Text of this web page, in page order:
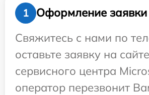
1
Оформление заявки
Свяжитесь с нами по
оставьте заявку на сайте
сервисного центра
оператор перезвонит